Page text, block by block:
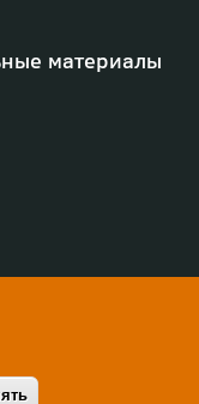
материалы